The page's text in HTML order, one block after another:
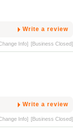
Write a review
Info] [Business Closed]
Write a review
Info] [Business Closed]